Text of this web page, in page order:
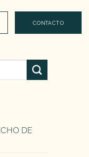
CONTACTO
DE